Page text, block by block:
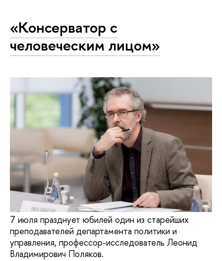
«Консерватор с
человеческим лицом»
7 июля празднует юбилей один из старейших
преподавателей департамента политики и
управления, профессор-исследователь Леонид
Владимирович Поляков.